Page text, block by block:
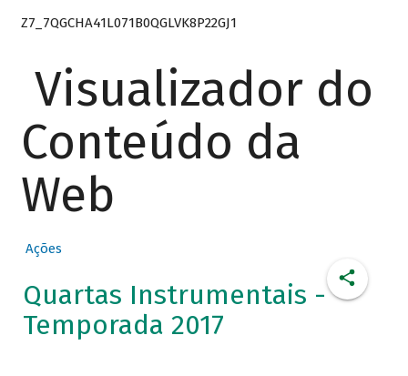
Z7_7QGCHA41L071B0QGLVK8P22GJ1
Visualizador do
Conteúdo da
Web
Ações
Quartas Instrumentais -
Temporada 2017